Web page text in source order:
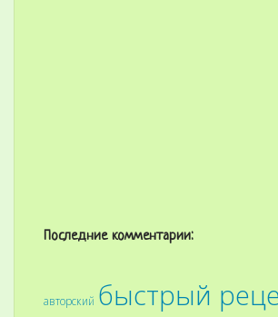
Последние комментарии:
авторский быстрый